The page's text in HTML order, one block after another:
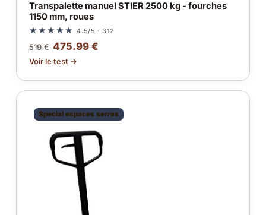
Transpalette manuel STIER 2500 kg - fourches
1150 mm, roues
★★★★★ 4.5/5 · 312
519 € 475.99 €
Voir le test →
Special espaces serres